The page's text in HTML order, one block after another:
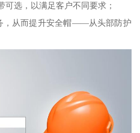
选，以满足客户不同要求；
，从而提升安全帽——从头部防护